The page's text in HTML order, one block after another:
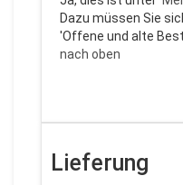
Dazu müssen Sie
'Offene und alte
nach oben
Lieferung